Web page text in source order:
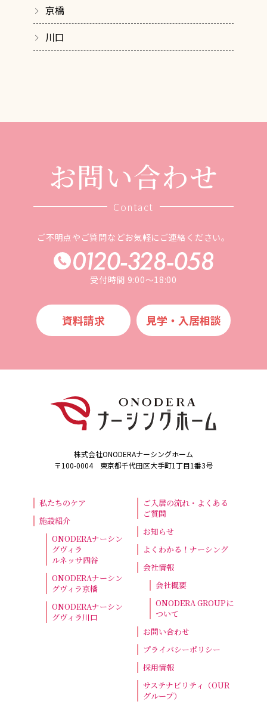
京橋
川口
お問い合わせ
Contact
ご不明点やご質問などお気軽にご連絡ください。
受付時間 9:00～18:00
資料請求 ⾒学・⼊居相談
株式会社ONODERAナーシングホーム
〒100-0004 東京都千代田区大手町1丁目1番3号
私たちのケア
施設紹介
ONODERAナーシン
グヴィラ
ルネッサ四谷
ONODERAナーシン
グヴィラ京橋
ONODERAナーシン
グヴィラ川口
ご入居の流れ・よくある
ご質問
お知らせ
よくわかる！ナーシング
会社情報
会社概要
ONODERA GROUPに
ついて
お問い合わせ
プライバシーポリシー
採用情報
サステナビリティ（OUR
グループ）